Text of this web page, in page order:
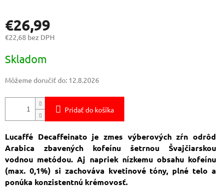
€26,99
€22,68 bez DPH
cena:
Skladom
Môžeme doručiť do: 12.8.2026
Pridať do košíka
Lucaffé Decaffeinato je zmes výberových zŕn odrôd
Arabica zbavených kofeínu šetrnou Švajčiarskou
vodnou metódou. Aj napriek nízkemu obsahu kofeínu
(max. 0,1%) si zachováva kvetinové tóny, plné telo a
ponúka konzistentnú krémovosť.